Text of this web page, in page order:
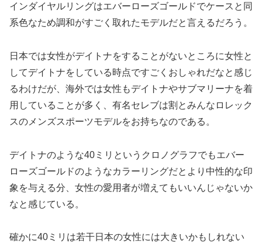
インダイヤルリングはエバーローズゴールドでケースと同
系色なため調和がすごく取れたモデルだと言えるだろう。
日本では女性がデイトナをすることがないところに女性と
してデイトナをしている時点ですごくおしゃれだなと感じ
るわけだが、海外では女性もデイトナやサブマリーナを着
用していることが多く、有名セレブは割とみんなロレック
スのメンズスポーツモデルをお持ちなのである。
デイトナのような40ミリというクロノグラフでもエバー
ローズゴールドのようなカラーリングだとより中性的な印
象を与える分、女性の愛用者が増えてもいいんじゃないか
なと感じている。
確かに40ミリは若干日本の女性には大きいかもしれない